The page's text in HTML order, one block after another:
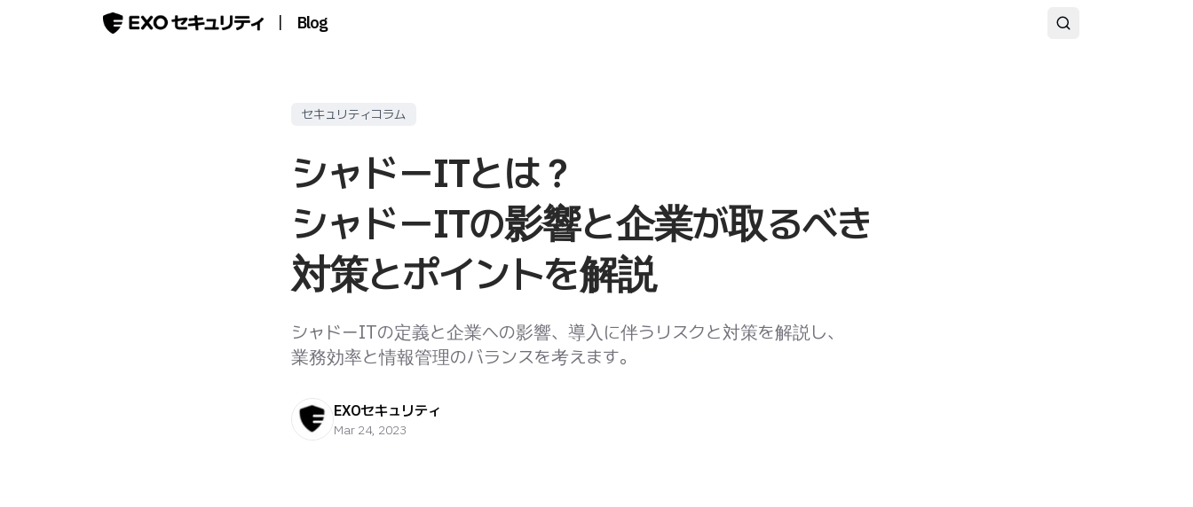
| Blog
セキュリティコラム
シャドーITとは？
シャドーITの影響と企業が取るべき
対策とポイントを解説
シャドーITの定義と企業への影響、導入に伴うリスクと対策を解説し、
業務効率と情報管理のバランスを考えます。
EXOセキュリティ
Mar 24, 2023